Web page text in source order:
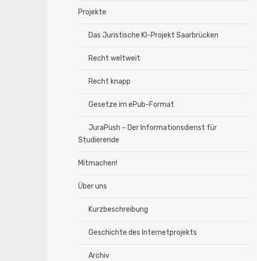
Projekte
Das Juristische KI-Projekt Saarbrücken
Recht weltweit
Recht knapp
Gesetze im ePub-Format
JuraPush – Der Informationsdienst für
Studierende
Mitmachen!
Über uns
Kurzbeschreibung
Geschichte des Internetprojekts
Archiv